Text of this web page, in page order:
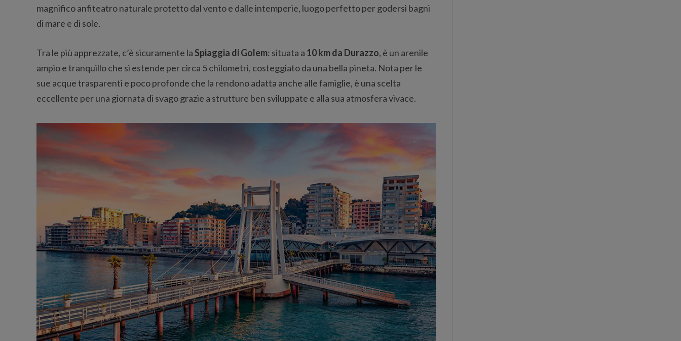
magnifico anfiteatro naturale protetto dal vento e dalle intemperie, luogo perfetto per godersi bagni
di mare e di sole.
Tra le più apprezzate, c’è sicuramente laSpiaggia di Golem: situata a 10 km da Durazzo, è un arenile
ampio e tranquillo che si estende per circa 5 chilometri, costeggiato da una bella pineta. Nota per le
sue acque trasparenti e poco profonde che la rendono adatta anche alle famiglie, è una scelta
eccellente per una giornata di svago grazie a strutture ben sviluppate e alla sua atmosfera vivace.